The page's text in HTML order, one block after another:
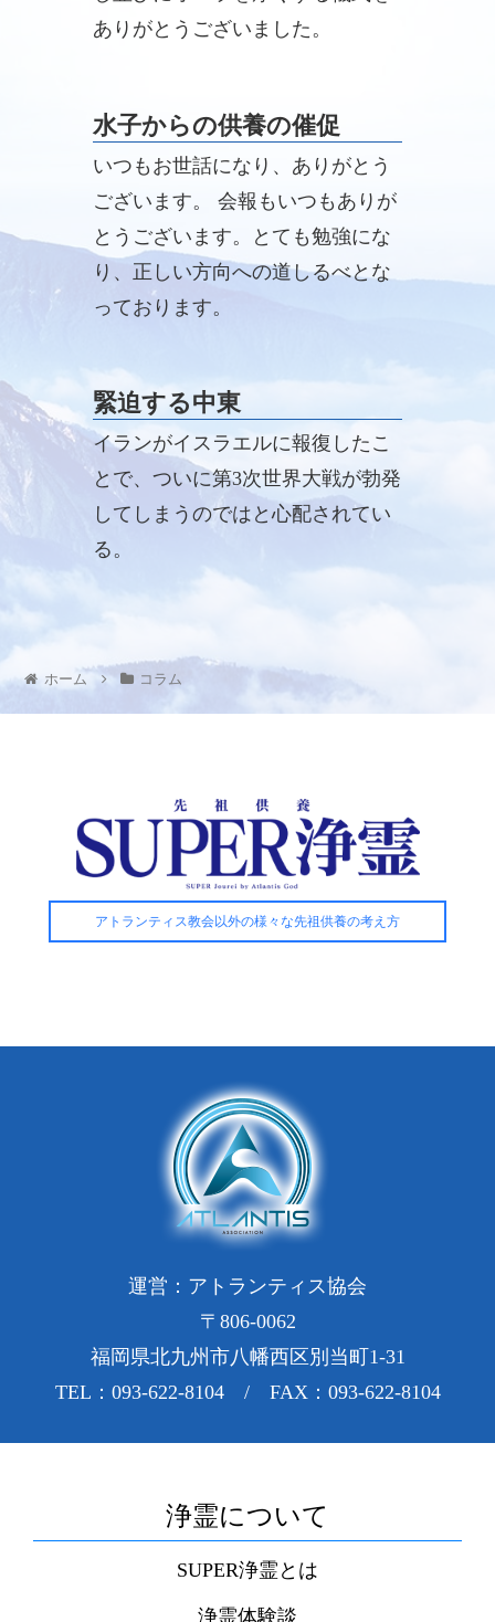
ありがとうございました。
水子からの供養の催促
いつもお世話になり、ありがとう
ございます。 会報もいつもありが
とうございます。とても勉強にな
り、正しい方向への道しるべとな
っております。
緊迫する中東
イランがイスラエルに報復したこ
とで、ついに第3次世界大戦が勃発
してしまうのではと心配されてい
る。
ホーム コラム
アトランティス教会以外の様々な先祖供養の考え方
運営：アトランティス協会
〒806-0062
福岡県北九州市八幡西区別当町1-31
TEL：093-622-8104 / FAX：093-622-8104
浄霊について
SUPER浄霊とは
浄霊体験談